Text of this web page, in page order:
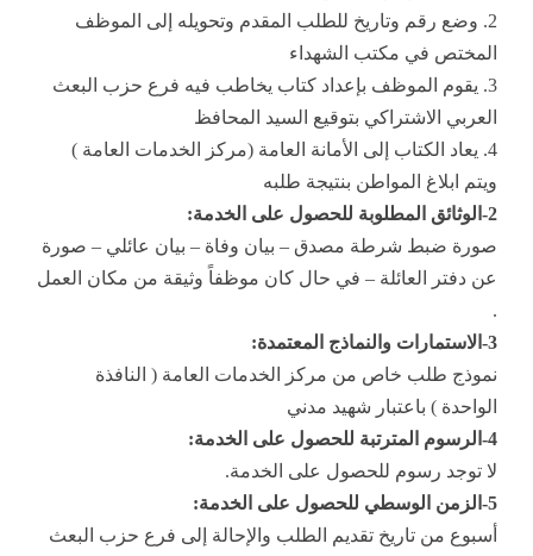
2. وضع رقم وتاريخ للطلب المقدم وتحويله إلى الموظف
المختص في مكتب الشهداء
3. يقوم الموظف بإعداد كتاب يخاطب فيه فرع حزب البعث
العربي الاشتراكي بتوقيع السيد المحافظ
4. يعاد الكتاب إلى الأمانة العامة (مركز الخدمات العامة )
ويتم ابلاغ المواطن بنتيجة طلبه
2-الوثائق المطلوبة للحصول على الخدمة:
صورة ضبط شرطة مصدق – بيان وفاة – بيان عائلي – صورة
عن دفتر العائلة – في حال كان موظفاً وثيقة من مكان العمل
.
3-الاستمارات والنماذج المعتمدة:
نموذج طلب خاص من مركز الخدمات العامة ( النافذة
الواحدة ) باعتبار شهيد مدني
4-الرسوم المترتبة للحصول على الخدمة:
لا توجد رسوم للحصول على الخدمة.
5-الزمن الوسطي للحصول على الخدمة:
أسبوع من تاريخ تقديم الطلب والإحالة إلى فرع حزب البعث